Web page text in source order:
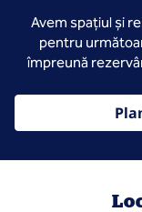
Avem spațiul și
pentru
împreună